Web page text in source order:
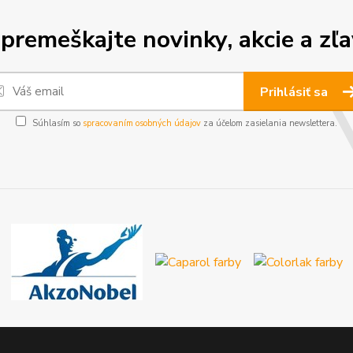
novinky, akcie a
Prihlásiť sa
Súhlasím so spracovaním osobných údajov za účelom zasielania newslettera.